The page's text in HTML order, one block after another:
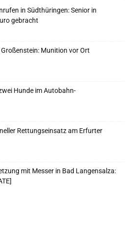
in Südthüringen: Senior in
gebracht
Munition vor Ort
Hunde im Autobahn-
Rettungseinsatz am Erfurter
mit Messer in Bad Langensalza: